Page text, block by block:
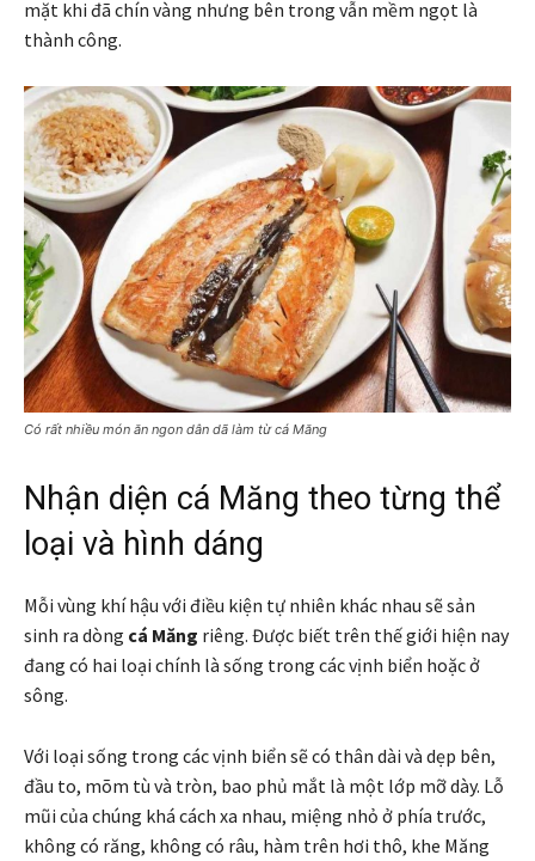
mặt khi đã chín vàng nhưng bên trong vẫn mềm ngọt là
thành công.
Có rất nhiều món ăn ngon dân dã làm từ cá Măng
Nhận diện cá Măng theo từng thể
loại và hình dáng
Mỗi vùng khí hậu với điều kiện tự nhiên khác nhau sẽ sản
sinh ra dòng cá Măng riêng. Được biết trên thế giới hiện nay
đang có hai loại chính là sống trong các vịnh biển hoặc ở
sông.
Với loại sống trong các vịnh biển sẽ có thân dài và dẹp bên,
đầu to, mõm tù và tròn, bao phủ mắt là một lớp mỡ dày. Lỗ
mũi của chúng khá cách xa nhau, miệng nhỏ ở phía trước,
không có răng, không có râu, hàm trên hơi thô, khe Măng